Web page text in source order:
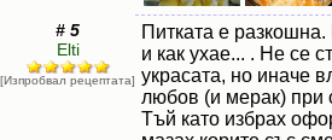
# 5
Elti
[Изпробвал рецептата]
Питката е разкошна.
и как ухае... . Не се
украсата, но иначе
любов (и мерак) при
Тъй като избрах